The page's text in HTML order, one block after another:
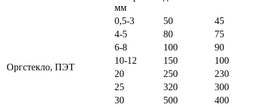
мм
Оргстекло, ПЭТ
0,5-3 50
45
4-5
80
75
6-8
100
90
10-12
150
100
20
250
230
25
320
300
30
500
400